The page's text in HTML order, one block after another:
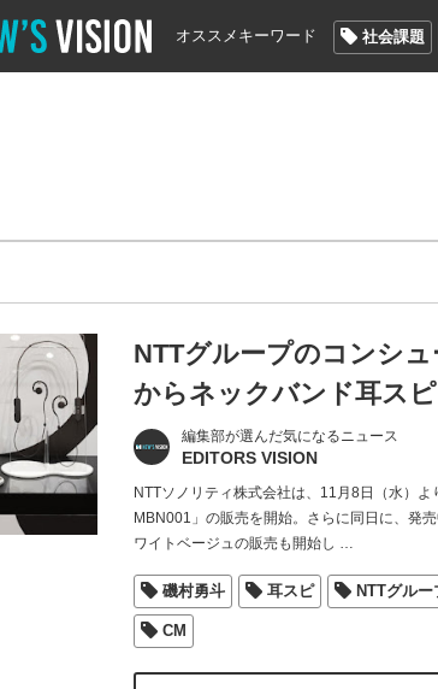
オススメキーワード 社会課題
NTTグループのコンシ
からネックバンド耳ス
編集部が選んだ気になるニュース
EDITORS VISION
NTTソノリティ株式会社は、11月8日（水）
MBN001」の販売を開始。さらに同日に、発
ワイトベージュの販売も開始し …
磯村勇斗 耳スピ NTTグルー
CM